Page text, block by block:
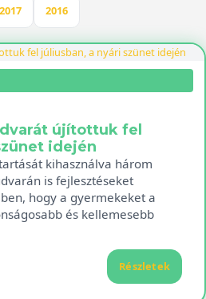
2017 2016
újítottuk fel
idején
kihasználva három
is fejlesztéseket
hogy a gyermekeket a
és kellemesebb
Részletek